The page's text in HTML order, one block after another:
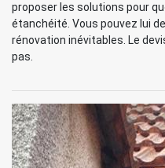
proposer les solutions pour
étanchéité. Vous pouvez lui
rénovation inévitables. Le
pas.